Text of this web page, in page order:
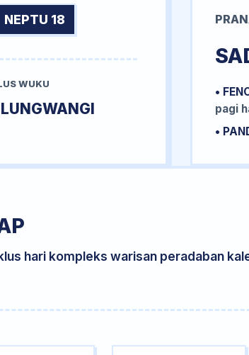
NEPTU 18
WUKU
•
pagi
•
hari kompleks warisan peradaban